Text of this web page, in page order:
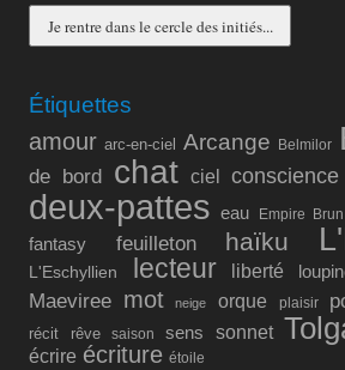
Étiquettes
amour arc-en-ciel Arcange Belmilor
de bord
chat ciel conscience
deux-pattes eau Empire Brun
fantasy feuilleton haïku
L'Eschyllien lecteur liberté
Maeviree mot neige orque plaisir
récit rêve saison sens sonnet
écrire écriture étoile